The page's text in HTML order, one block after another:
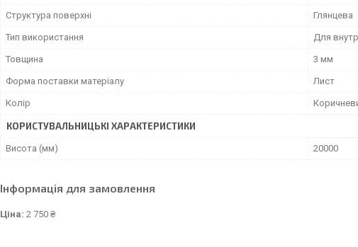
Структура поверхні Глянцева
Тип використання Для
Товщина 3 мм
Форма поставки матеріалу Лист
Колір
КОРИСТУВАЛЬНИЦЬКІ ХАРАКТЕРИСТИКИ
Висота (мм) 20000
Інформація для замовлення
Ціна: 2 750 ₴